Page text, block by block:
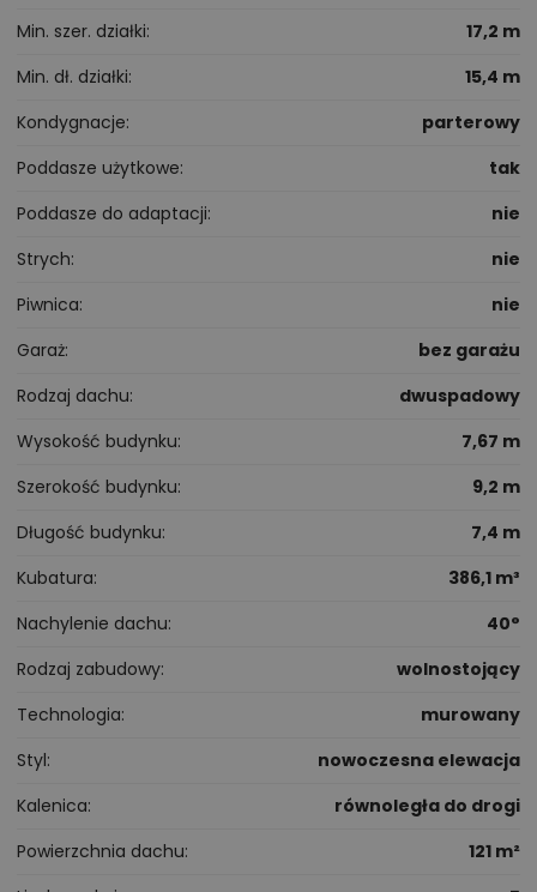
Min. szer. działki
17,2 m
Min. dł. działki
15,4 m
Kondygnacje
parterowy
Poddasze użytkowe
tak
Poddasze do adaptacji
nie
Strych
nie
Piwnica
nie
Garaż
bez garażu
Rodzaj dachu
dwuspadowy
Wysokość budynku
7,67 m
Szerokość budynku
9,2 m
Długość budynku
7,4 m
Kubatura
386,1 m³
Nachylenie dachu
40°
Rodzaj zabudowy
wolnostojący
Technologia
murowany
Styl
nowoczesna elewacja
Kalenica
równoległa do drogi
Powierzchnia dachu
121 m²